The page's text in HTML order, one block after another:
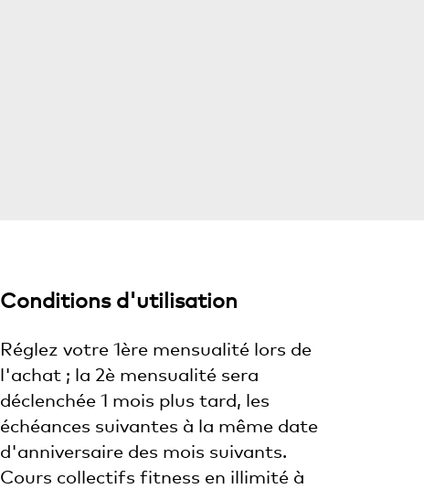
Conditions d'utilisation
Réglez votre 1ère mensualité lors de
l'achat ; la 2è mensualité sera
déclenchée 1 mois plus tard, les
échéances suivantes à la même date
d'anniversaire des mois suivants.
Cours collectifs fitness en illimité à